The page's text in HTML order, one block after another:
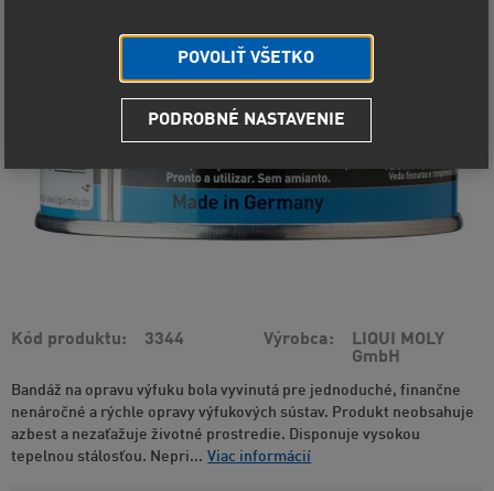
Kód produktu 3344 Výrobca
LIQUI MOLY
GmbH
Bandáž na opravu výfuku bola vyvinutá pre jednoduché, finančne
nenáročné a rýchle opravy výfukových sústav. Produkt neobsahuje
azbest a nezaťažuje životné prostredie. Disponuje vysokou
tepelnou stálosťou. Nepri... Viac informácií
POVOLIŤ VŠETKO
PODROBNÉ NASTAVENIE